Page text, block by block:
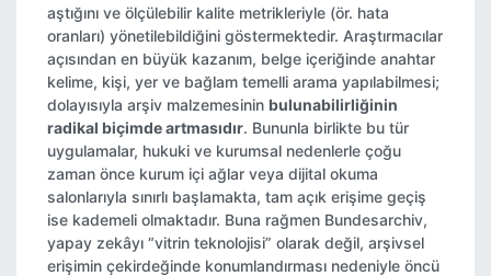
aştığını ve ölçülebilir kalite metrikleriyle (ör. hata
oranları) yönetilebildiğini göstermektedir. Araştırmacılar
açısından en büyük kazanım, belge içeriğinde anahtar
kelime, kişi, yer ve bağlam temelli arama yapılabilmesi;
dolayısıyla arşiv malzemesinin bulunabilirliğinin
radikal biçimde artmasıdır. Bununla birlikte bu tür
uygulamalar, hukuki ve kurumsal nedenlerle çoğu
zaman önce kurum içi ağlar veya dijital okuma
salonlarıyla sınırlı başlamakta, tam açık erişime geçiş
ise kademeli olmaktadır. Buna rağmen Bundesarchiv,
yapay zekâyı “vitrin teknolojisi” olarak değil, arşivsel
erişimin çekirdeğinde konumlandırması nedeniyle öncü